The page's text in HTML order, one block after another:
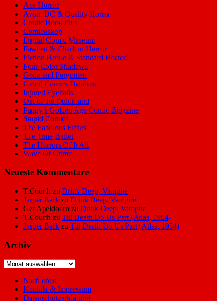
Ace Horror
Avon, DC & Quality Horror
Comic Book Plus
Comicoskop
Digital Comic Museum
Fawcett & Charlton Horror
Fiction House & Standard Horror!
Four-Color Shadows
Gone and Forgottten
Grand Comics Database
Injured Eyeballs
Out of the Quicksand
Pappy’s Golden Age Comic Blogzine
Stupid Comics
The Fabulous Fifties
The Time Bullet
The Horrors Of It All
Wave Of Crime
Neueste Kommentare
T.Courth zu Drink Deep, Vampire
Jasper Bark zu Drink Deep, Vampire
Ger Apeldoorn zu Drink Deep, Vampire
T.Courth zu Till Death Do Us Part (Atlas, 1954)
Jasper Bark zu Till Death Do Us Part (Atlas, 1954)
Archiv
Archiv
Nach oben
Kontakt & Impressum
Datenschutzerklärung